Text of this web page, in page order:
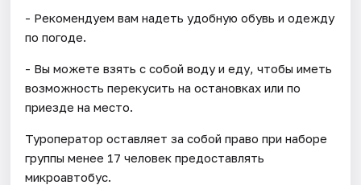
- Рекомендуем вам надеть удобную обувь и одежду
по погоде.
- Вы можете взять с собой воду и еду, чтобы иметь
возможность перекусить на остановках или по
приезде на место.
Туроператор оставляет за собой право при наборе
группы менее 17 человек предоставлять
микроавтобус.